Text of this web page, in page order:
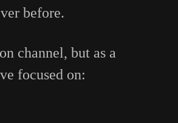
before.
channel, but as a
focused on: